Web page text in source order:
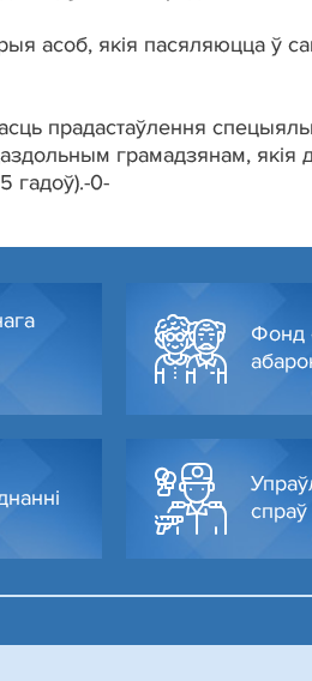
асоб, якія пасяляюцца ў
прадастаўлення
грамадзянам, якія
гадоў).-0-
Фонд
спраў